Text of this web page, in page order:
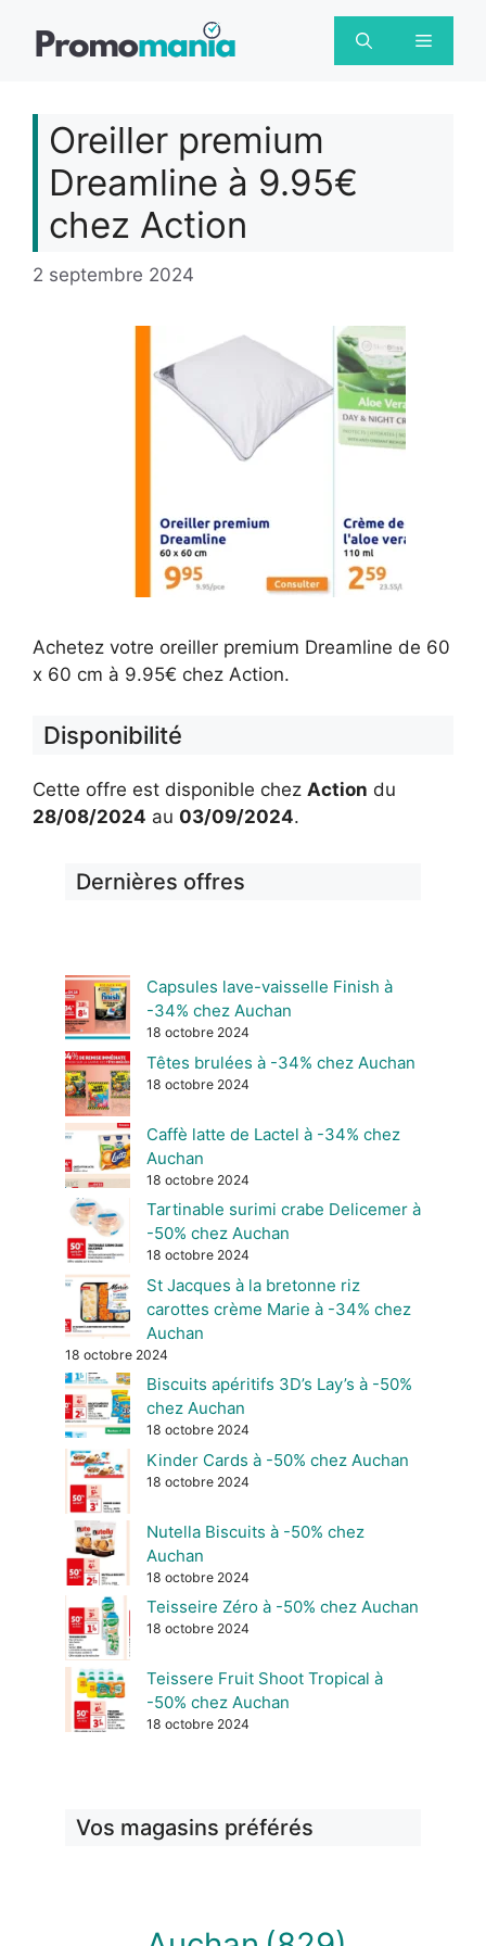
Menu
Oreiller premium
Dreamline à 9.95€
chez Action
2 septembre 2024
Achetez votre oreiller premium Dreamline de 60
x 60 cm à 9.95€ chez Action.
Disponibilité
Cette offre est disponible chez Action du
28/08/2024 au 03/09/2024.
Dernières offres
Capsules lave-vaisselle Finish à
-34% chez Auchan
18 octobre 2024
Têtes brulées à -34% chez Auchan
18 octobre 2024
Caffè latte de Lactel à -34% chez
Auchan
18 octobre 2024
Tartinable surimi crabe Delicemer à
-50% chez Auchan
18 octobre 2024
St Jacques à la bretonne riz
carottes crème Marie à -34% chez
Auchan
18 octobre 2024
Biscuits apéritifs 3D’s Lay’s à -50%
chez Auchan
18 octobre 2024
Kinder Cards à -50% chez Auchan
18 octobre 2024
Nutella Biscuits à -50% chez
Auchan
18 octobre 2024
Teisseire Zéro à -50% chez Auchan
18 octobre 2024
Teissere Fruit Shoot Tropical à
-50% chez Auchan
18 octobre 2024
Vos magasins préférés